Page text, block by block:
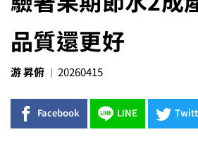
品質還更好
游 昇俯 20260415
Facebook LINE